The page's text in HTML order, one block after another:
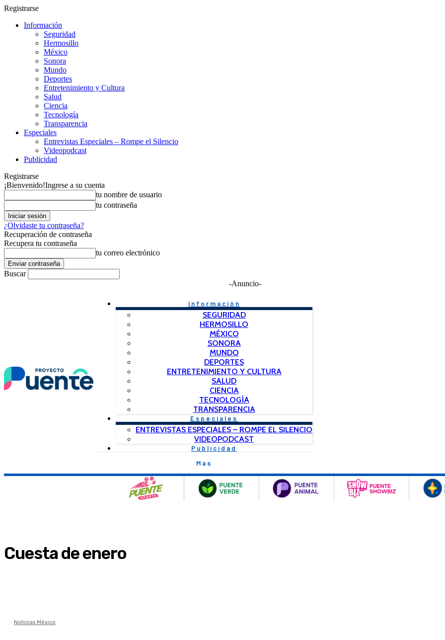
Registrarse
Información
Seguridad
Hermosillo
México
Sonora
Mundo
Deportes
Entretenimiento y Cultura
Salud
Ciencia
Tecnología
Transparencia
Especiales
Entrevistas Especiales – Rompe el Silencio
Videopodcast
Publicidad
Registrarse
¡Bienvenido!Ingrese a su cuenta
tu nombre de usuario
tu contraseña
¿Olvidaste tu contraseña?
Recuperación de contraseña
Recupera tu contraseña
tu correo electrónico
Buscar
-Anuncio-
Información
SEGURIDAD
HERMOSILLO
MÉXICO
SONORA
MUNDO
DEPORTES
ENTRETENIMIENTO Y CULTURA
SALUD
CIENCIA
TECNOLOGÍA
TRANSPARENCIA
Especiales
ENTREVISTAS ESPECIALES – ROMPE EL SILENCIO
VIDEOPODCAST
Publicidad
Mas
Cuesta de enero
Noticias México